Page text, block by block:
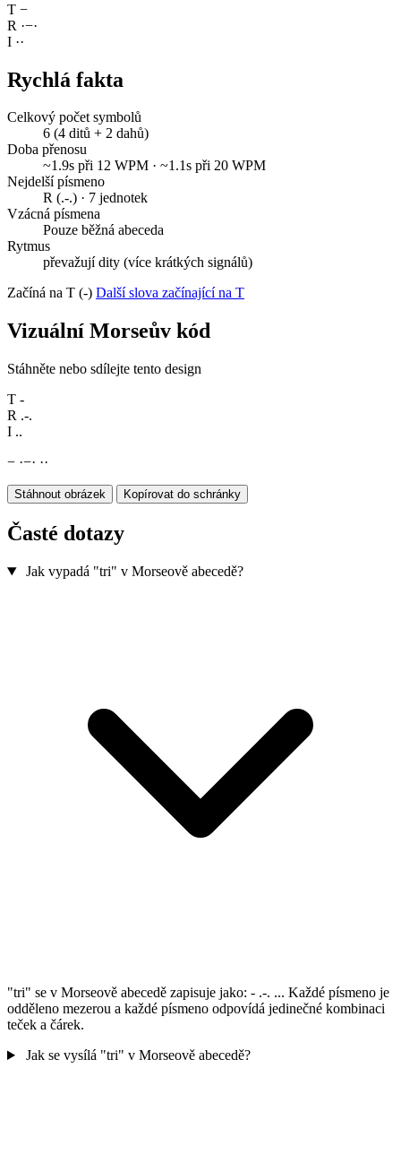
T −
R ·−·
I ··
Rychlá fakta
Celkový počet symbolů
6 (4 ditů + 2 dahů)
Doba přenosu
~1.9s při 12 WPM · ~1.1s při 20 WPM
Nejdelší písmeno
R (.-.) · 7 jednotek
Vzácná písmena
Pouze běžná abeceda
Rytmus
převažují dity (více krátkých signálů)
Začíná na T (-) Další slova začínající na T
Vizuální Morseův kód
Stáhněte nebo sdílejte tento design
T -
R .-.
I ..
− ·−· ··
Stáhnout obrázek Kopírovat do schránky
Časté dotazy
Jak vypadá "tri" v Morseově abecedě?
"tri" se v Morseově abecedě zapisuje jako: - .-. ... Každé písmeno je
odděleno mezerou a každé písmeno odpovídá jedinečné kombinaci
teček a čárek.
Jak se vysílá "tri" v Morseově abecedě?